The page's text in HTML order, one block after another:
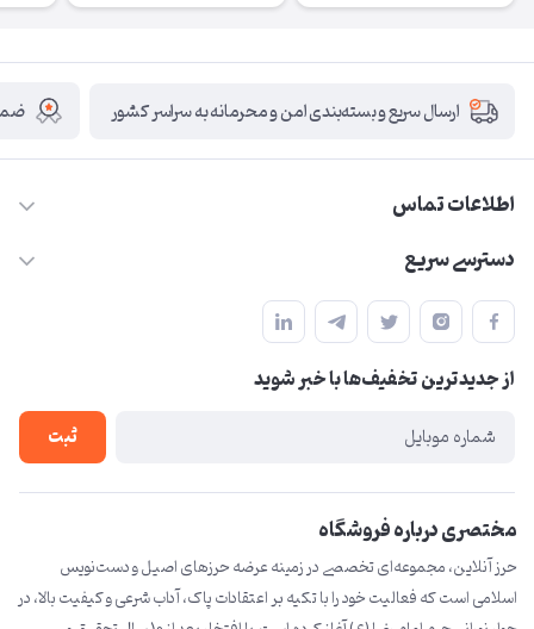
ارسال سریع و بسته‌بندی امن و محرمانه به سراسر کشور
اطلاعات تماس
09210446578
herzeonline@gmail.com
مشهد مقدس ،خیابان امام رضا(ع) ، حرم مطهر رضوی ، فلکه آب ، بازار
امام رضا (ع)
دسترسی سریع
حساب کاربری
مجله فروشگاه
لیست محصولات
درباره ما
از جدید‌ترین تخفیف‌ها با‌ خبر شوید
ثبت
مختصری درباره فروشگاه
حرز آنلاین، مجموعه‌ای تخصصی در زمینه عرضه حرزهای اصیل و دست‌نویس
اسلامی است که فعالیت خود را با تکیه بر اعتقادات پاک، آداب شرعی و کیفیت بالا، در